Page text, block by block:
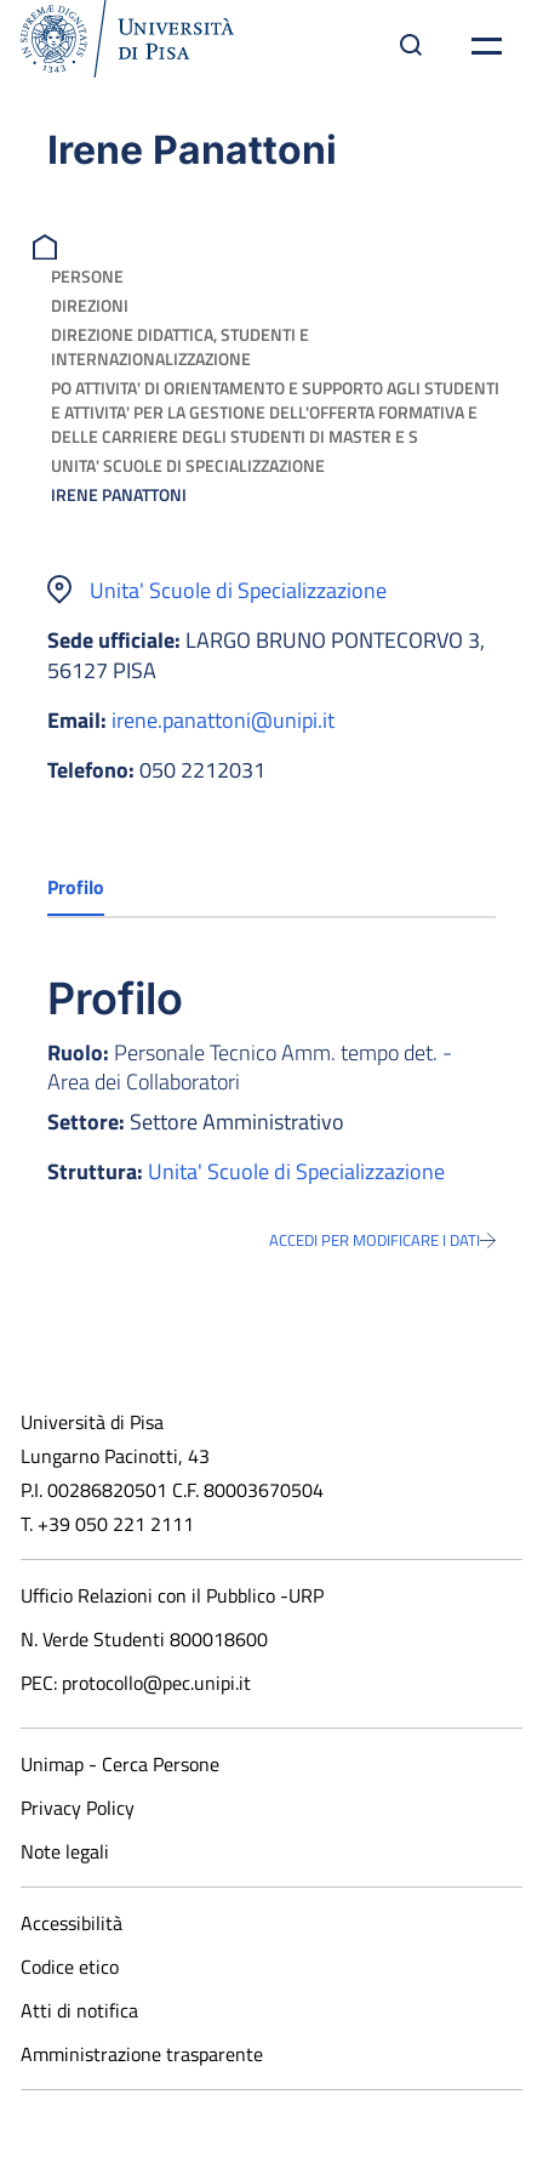
Irene Panattoni
PERSONE
DIREZIONI
DIREZIONE DIDATTICA, STUDENTI E
INTERNAZIONALIZZAZIONE
PO ATTIVITA' DI ORIENTAMENTO E SUPPORTO AGLI STUDENTI
E ATTIVITA' PER LA GESTIONE DELL'OFFERTA FORMATIVA E
DELLE CARRIERE DEGLI STUDENTI DI MASTER E S
UNITA' SCUOLE DI SPECIALIZZAZIONE
IRENE PANATTONI
Unita' Scuole di Specializzazione
Sede ufficiale: LARGO BRUNO PONTECORVO 3,
56127 PISA
Email: irene.panattoni@unipi.it
Telefono:050 2212031
Profilo
Profilo
Ruolo: Personale Tecnico Amm. tempo det. -
Area dei Collaboratori
Settore: Settore Amministrativo
Struttura: Unita' Scuole di Specializzazione
ACCEDI PER MODIFICARE I DATI
Università di Pisa
Lungarno Pacinotti, 43
P.I. 00286820501 C.F. 80003670504
T. +39 050 221 2111
Ufficio Relazioni con il Pubblico -URP
N. Verde Studenti 800018600​
PEC: protocollo@pec.unipi.it
Unimap - Cerca Persone
Privacy Policy
Note legali
Accessibilità
Codice etico
Atti di notifica
Amministrazione trasparente